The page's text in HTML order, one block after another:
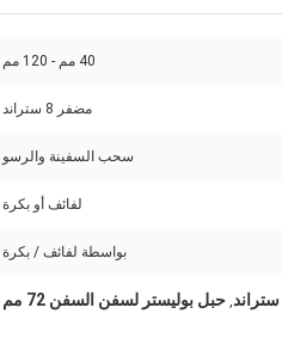
40 مم - 120 مم
مضفر 8 ستراند
سحب السفينة والرسو
لفائف أو بكرة
بواسطة لفائف / بكرة
, حبل بوليستر لسفن السفن 72 مم